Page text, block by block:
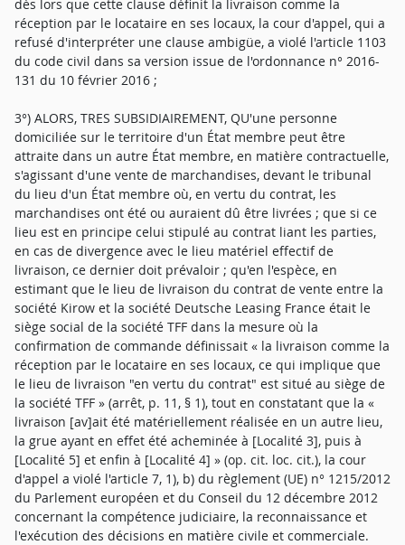
dès lors que cette clause définit la livraison comme la
réception par le locataire en ses locaux, la cour d'appel, qui a
refusé d'interpréter une clause ambigüe, a violé l'article 1103
du code civil dans sa version issue de l'ordonnance n° 2016-
131 du 10 février 2016 ;
3°) ALORS, TRES SUBSIDIAIREMENT, QU'une personne
domiciliée sur le territoire d'un État membre peut être
attraite dans un autre État membre, en matière contractuelle,
s'agissant d'une vente de marchandises, devant le tribunal
du lieu d'un État membre où, en vertu du contrat, les
marchandises ont été ou auraient dû être livrées ; que si ce
lieu est en principe celui stipulé au contrat liant les parties,
en cas de divergence avec le lieu matériel effectif de
livraison, ce dernier doit prévaloir ; qu'en l'espèce, en
estimant que le lieu de livraison du contrat de vente entre la
société Kirow et la société Deutsche Leasing France était le
siège social de la société TFF dans la mesure où la
confirmation de commande définissait « la livraison comme la
réception par le locataire en ses locaux, ce qui implique que
le lieu de livraison "en vertu du contrat" est situé au siège de
la société TFF » (arrêt, p. 11, § 1), tout en constatant que la «
livraison [av]ait été matériellement réalisée en un autre lieu,
la grue ayant en effet été acheminée à [Localité 3], puis à
[Localité 5] et enfin à [Localité 4] » (op. cit. loc. cit.), la cour
d'appel a violé l'article 7, 1), b) du règlement (UE) n° 1215/2012
du Parlement européen et du Conseil du 12 décembre 2012
concernant la compétence judiciaire, la reconnaissance et
l'exécution des décisions en matière civile et commerciale.